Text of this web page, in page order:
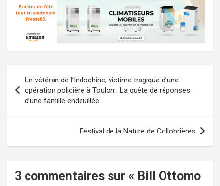
de
l’article
Un vétéran de l’Indochine, victime tragique d’une
opération policière à Toulon : La quête de réponses
d’une famille endeuillée
Festival de la Nature de Collobrières
3 commentaires sur « Bill Ottomo